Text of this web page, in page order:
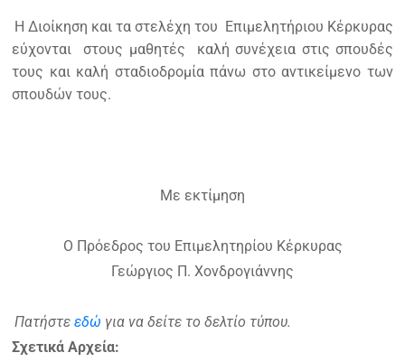
Η Διοίκηση και τα στελέχη του Επιμελητήριου Κέρκυρας
εύχονται στους μαθητές καλή συνέχεια στις σπουδές
τους και καλή σταδιοδρομία πάνω στο αντικείμενο των
σπουδών τους.
Με εκτίμηση
Ο Πρόεδρος του Επιμελητηρίου Κέρκυρας
Γεώργιος Π. Χονδρογιάννης
Πατήστε εδώ για να δείτε το δελτίο τύπου.
Σχετικά Αρχεία: